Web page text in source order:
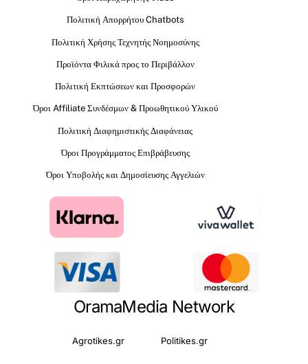
Πολιτική Απορρήτου Chatbots
Πολιτική Χρήσης Τεχνητής Νοημοσύνης
Προϊόντα Φιλικά προς το Περιβάλλον
Πολιτική Εκπτώσεων και Προσφορών
Όροι Affiliate Συνδέσμων & Προωθητικού Υλικού
Πολιτική Διαφημιστικής Διαφάνειας
Όροι Προγράμματος Επιβράβευσης
Όροι Υποβολής και Δημοσίευσης Αγγελιών
OramaMedia Network
Agrotikes.gr Politikes.gr